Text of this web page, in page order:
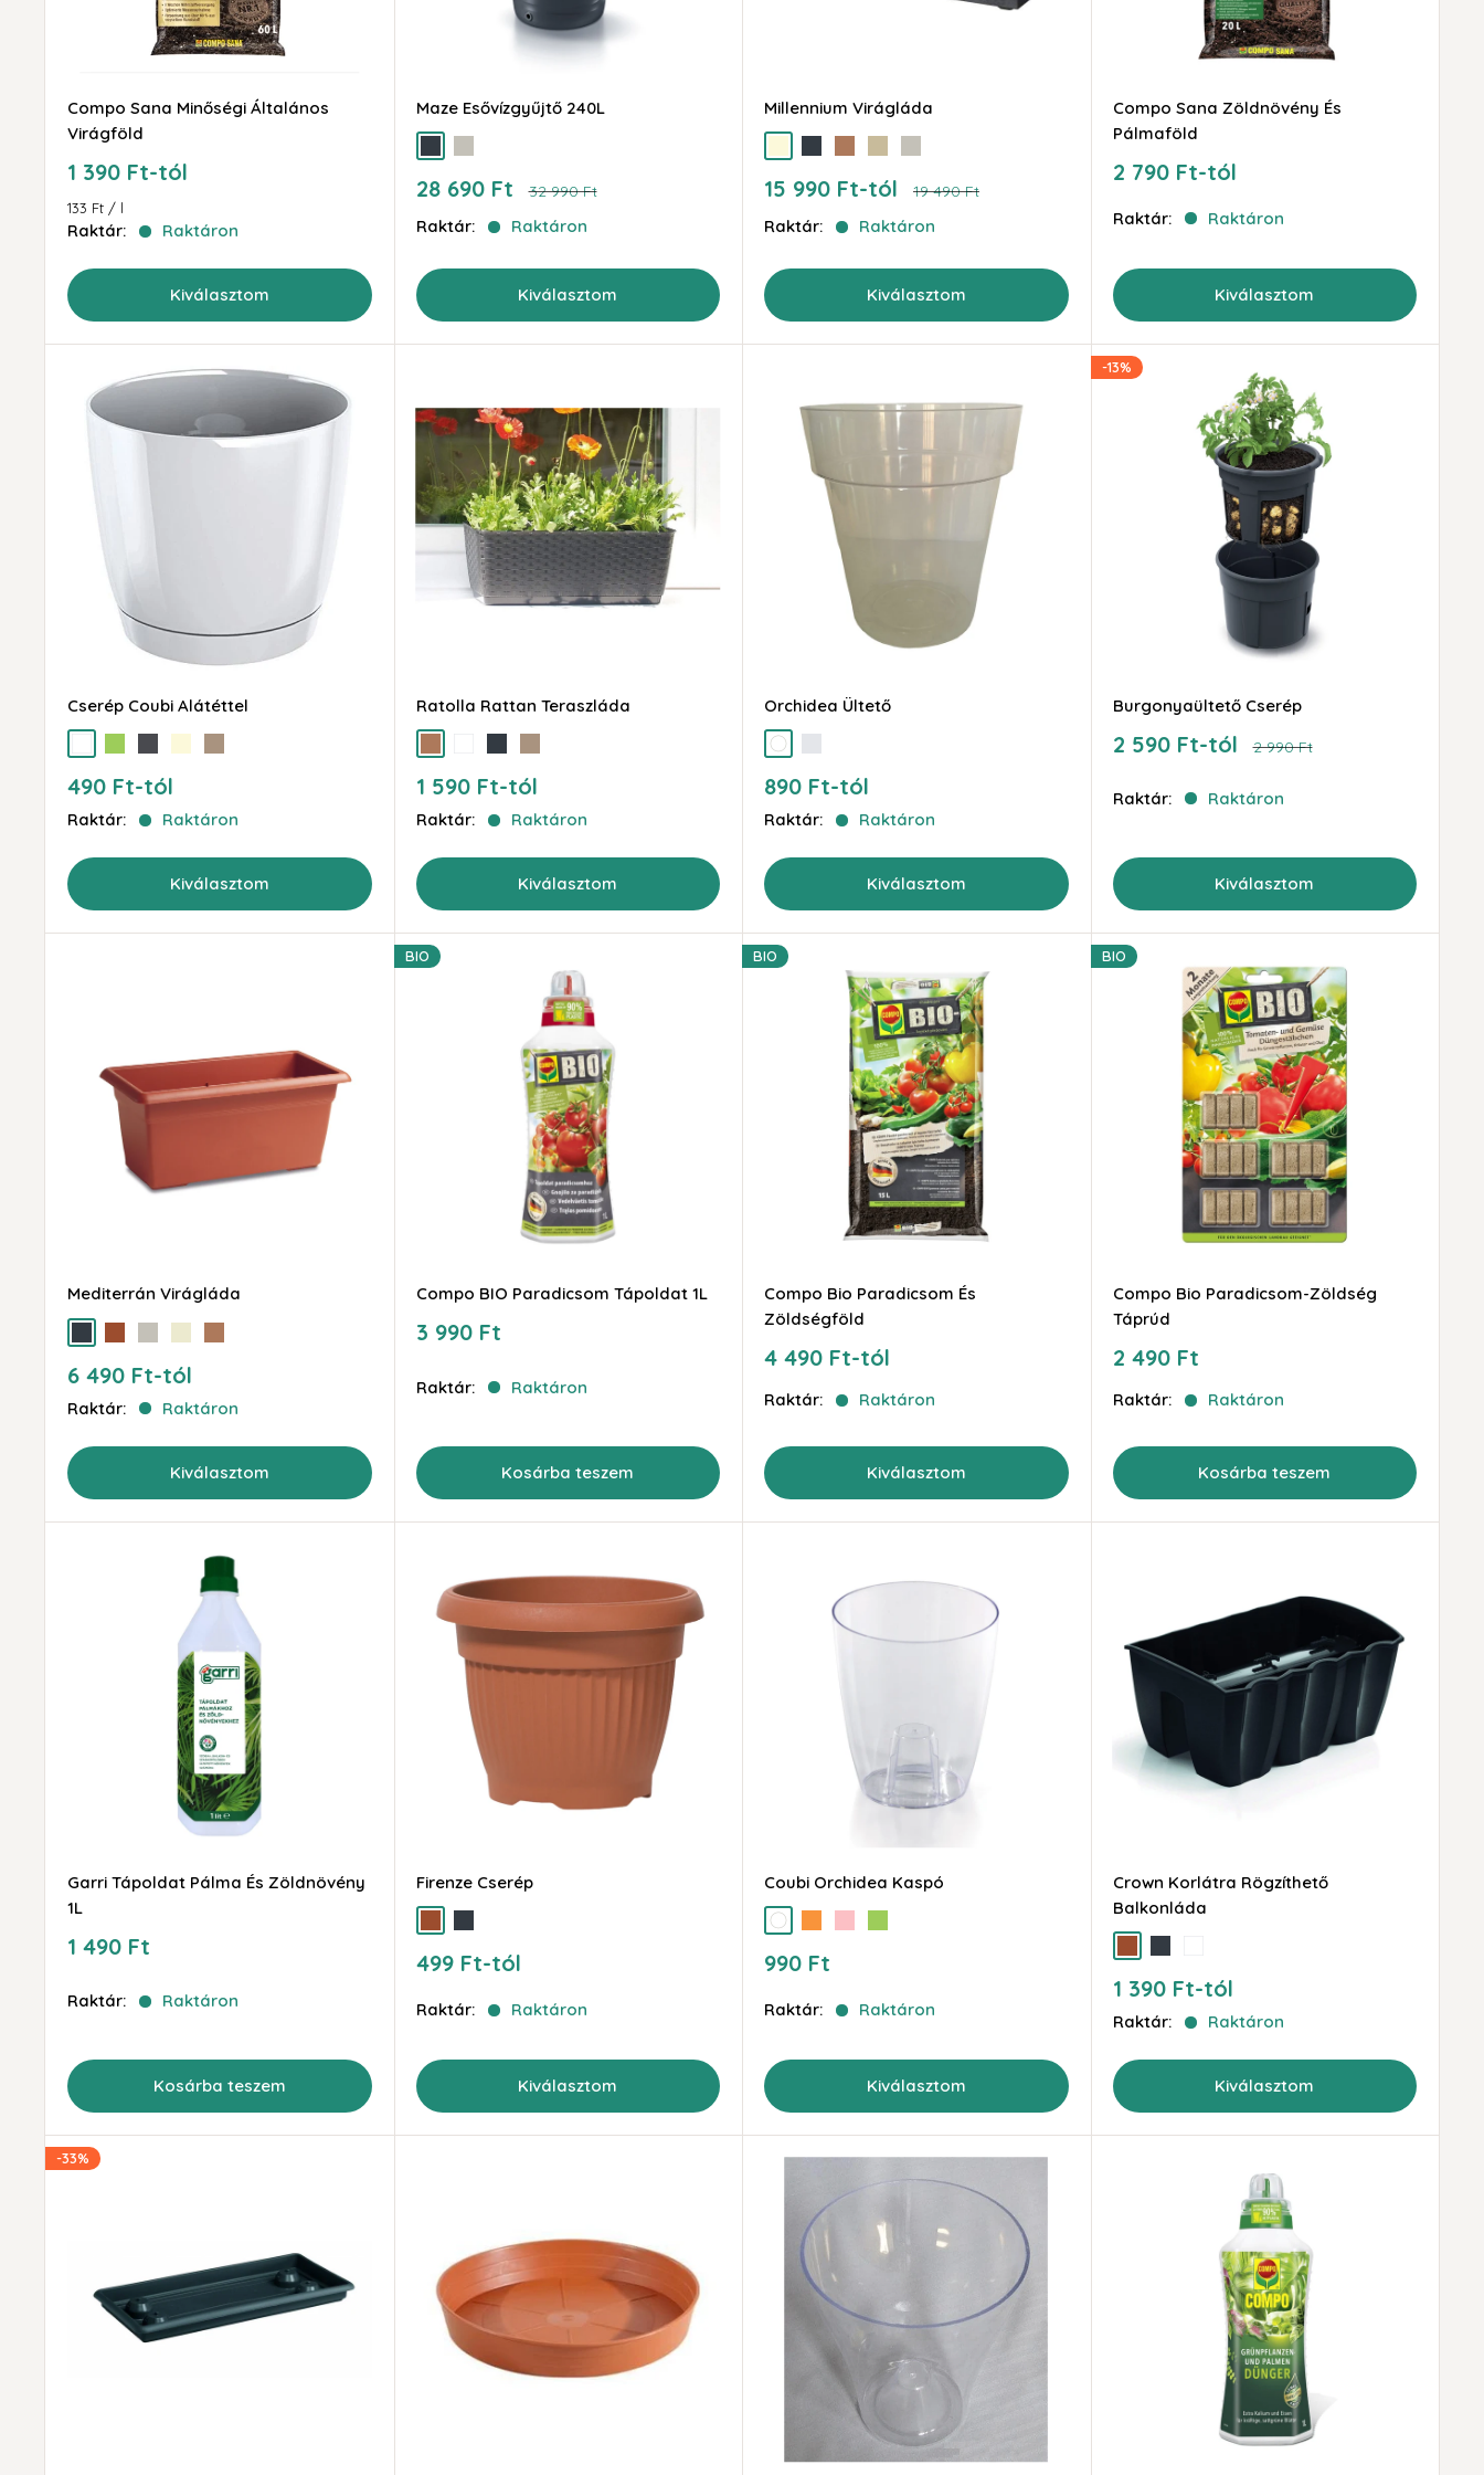
Compo Sana Minőségi Általános
Virágföld
Akciós
1 390 Ft-tól
133 Ft / l
Raktár: Raktáron
Kiválasztom
Maze Esővízgyűjtő 240L
Akciós
28 690 Ft Ár
32 990 Ft
Raktár: Raktáron
Kiválasztom
Millennium Virágláda
Akciós
15 990 Ft-tól Ár
19 490 Ft
Raktár: Raktáron
Kiválasztom
Compo Sana Zöldnövény És
Pálmaföld
Akciós
2 790 Ft-tól
Raktár: Raktáron
Kiválasztom
Cserép Coubi Alátéttel
Akciós
490 Ft-tól
Raktár: Raktáron
Kiválasztom
Ratolla Rattan Teraszláda
Akciós
1 590 Ft-tól
Raktár: Raktáron
Kiválasztom
Orchidea Ültető
átlátszó
Akciós
890 Ft-tól
Raktár: Raktáron
Kiválasztom
-13%
Burgonyaültető Cserép
Akciós
2 590 Ft-tól Ár
2 990 Ft
Raktár: Raktáron
Kiválasztom
Mediterrán Virágláda
Akciós
6 490 Ft-tól
Raktár: Raktáron
Kiválasztom
BIO
Compo BIO Paradicsom Tápoldat 1L
Akciós
3 990 Ft
Raktár: Raktáron
Kosárba teszem
BIO
Compo Bio Paradicsom És
Zöldségföld
Akciós
4 490 Ft-tól
Raktár: Raktáron
Kiválasztom
BIO
Compo Bio Paradicsom-Zöldség
Táprúd
Akciós
2 490 Ft
Raktár: Raktáron
Kosárba teszem
Garri Tápoldat Pálma És Zöldnövény
1L
Akciós
1 490 Ft
Raktár: Raktáron
Kosárba teszem
Firenze Cserép
Akciós
499 Ft-tól
Raktár: Raktáron
Kiválasztom
Coubi Orchidea Kaspó
átlátszó
Akciós
990 Ft
Raktár: Raktáron
Kiválasztom
Crown Korlátra Rögzíthető
Balkonláda
Akciós
ár
1 390 Ft-tól
Raktár: Raktáron
Kiválasztom
-33%